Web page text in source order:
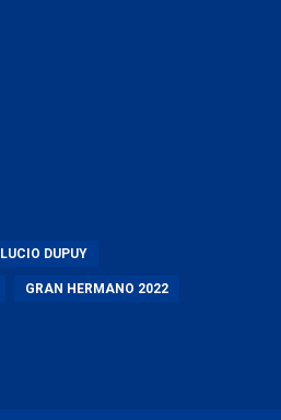
LUCIO DUPUY
GRAN HERMANO 2022